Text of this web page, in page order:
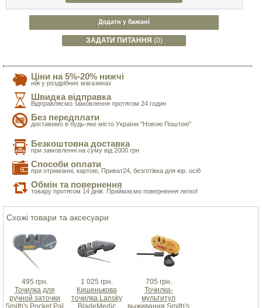
Додати у бажані
ЗАДАТИ ПИТАННЯ (0)
Ціни на 5%-20% нижчі
ніж у роздрібних магазинах
Швидка відправка
Відправляємо замовлення протягом 24 годин
Без передплати
доставимо в будь-яке місто України "Новою Поштою"
Безкоштовна доставка
при замовленні на суму від 2000 грн
Способи оплати
при отриманні, картою, Приват24, безготівка для юр. осіб
Обмін та повернення
товару протягом 14 днів. Приймаємо повернення легко!
Схожі товари та аксесуари
495 грн.
Точилка для
ручной заточки
1 025 грн.
Кишенькова
точилка Lansky
705 грн.
Точилка-
мультитул